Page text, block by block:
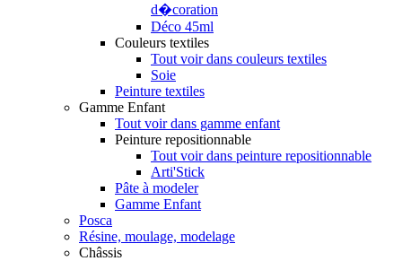
d�coration
Déco 45ml
Couleurs textiles
Tout voir dans couleurs textiles
Soie
Peinture textiles
Gamme Enfant
Tout voir dans gamme enfant
Peinture repositionnable
Tout voir dans peinture repositionnable
Arti'Stick
Pâte à modeler
Gamme Enfant
Posca
Résine, moulage, modelage
Châssis